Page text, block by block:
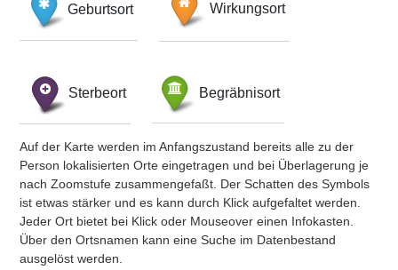
Geburtsort Wirkungsort
Sterbeort Begräbnisort
Auf der Karte werden im Anfangszustand bereits alle zu der
Person lokalisierten Orte eingetragen und bei Überlagerung je
nach Zoomstufe zusammengefaßt. Der Schatten des Symbols
ist etwas stärker und es kann durch Klick aufgefaltet werden.
Jeder Ort bietet bei Klick oder Mouseover einen Infokasten.
Über den Ortsnamen kann eine Suche im Datenbestand
ausgelöst werden.